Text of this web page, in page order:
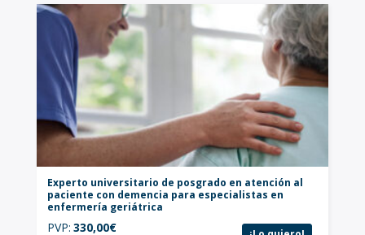
Experto universitario de posgrado en atención al
paciente con demencia para especialistas en
enfermería geriátrica
PVP: 330,00€